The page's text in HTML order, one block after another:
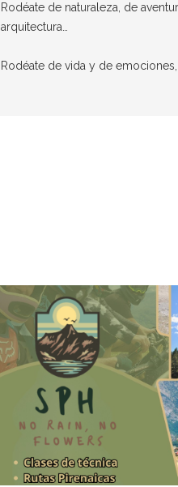
Rodéate de naturaleza, de
arquitectura…
Rodéate de vida y de emociones,